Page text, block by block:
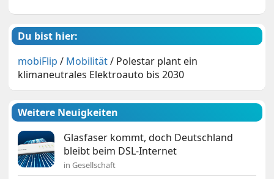
Du bist hier:
mobiFlip / Mobilität/ Polestar plant ein
klimaneutrales Elektroauto bis 2030
Weitere Neuigkeiten
Glasfaser kommt, doch Deutschland
bleibt beim DSL-Internet
in Gesellschaft